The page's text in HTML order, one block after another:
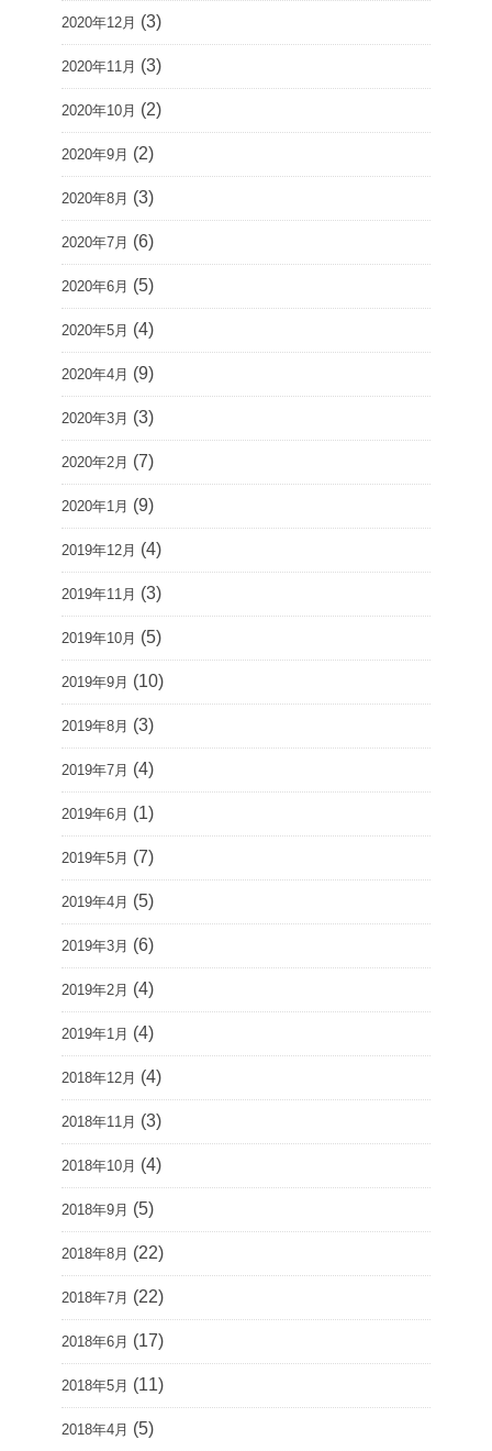
2020年12月 (3)
2020年11月 (3)
2020年10月 (2)
2020年9月 (2)
2020年8月 (3)
2020年7月 (6)
2020年6月 (5)
2020年5月 (4)
2020年4月 (9)
2020年3月 (3)
2020年2月 (7)
2020年1月 (9)
2019年12月 (4)
2019年11月 (3)
2019年10月 (5)
2019年9月 (10)
2019年8月 (3)
2019年7月 (4)
2019年6月 (1)
2019年5月 (7)
2019年4月 (5)
2019年3月 (6)
2019年2月 (4)
2019年1月 (4)
2018年12月 (4)
2018年11月 (3)
2018年10月 (4)
2018年9月 (5)
2018年8月 (22)
2018年7月 (22)
2018年6月 (17)
2018年5月 (11)
2018年4月 (5)